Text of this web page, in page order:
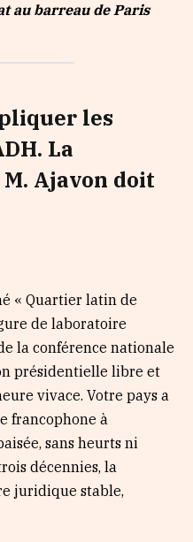
au barreau de Paris
les
La
Ajavon doit
« Quartier latin de
de laboratoire
la conférence nationale
présidentielle libre et
vivace. Votre pays a
francophone à
sans heurts ni
décennies, la
juridique stable,